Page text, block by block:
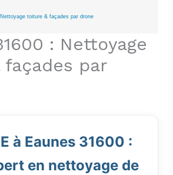
toiture & façades par drone
: Nettoyage
par
à Eaunes 31600 :
en nettoyage de